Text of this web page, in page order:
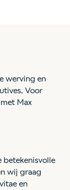
werving en
Voor
Max
betekenisvolle
wij graag
en